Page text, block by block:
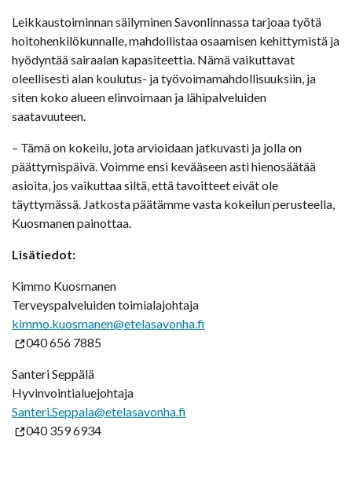
Leikkaustoiminnan säilyminen Savonlinnassa tarjoaa työtä
hoitohenkilökunnalle, mahdollistaa osaamisen kehittymistä ja
hyödyntää sairaalan kapasiteettia. Nämä vaikuttavat
oleellisesti alan koulutus- ja työvoimamahdollisuuksiin, ja
siten koko alueen elinvoimaan ja lähipalveluiden
saatavuuteen.
– Tämä on kokeilu, jota arvioidaan jatkuvasti ja jolla on
päättymispäivä. Voimme ensi kevääseen asti hienosäätää
asioita, jos vaikuttaa siltä, että tavoitteet eivät ole
täyttymässä. Jatkosta päätämme vasta kokeilun perusteella,
Kuosmanen painottaa.
Lisätiedot:
Kimmo Kuosmanen
Terveyspalveluiden toimialajohtaja
kimmo.kuosmanen@etelasavonha.fi
040 656 7885
Santeri Seppälä
Hyvinvointialuejohtaja
Santeri.Seppala@etelasavonha.fi
040 359 6934